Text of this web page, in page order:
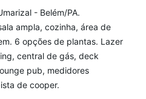
- Belém/PA.
ampla, cozinha, área de
6 opções de plantas. Lazer
central de gás, deck
pub, medidores
de cooper.